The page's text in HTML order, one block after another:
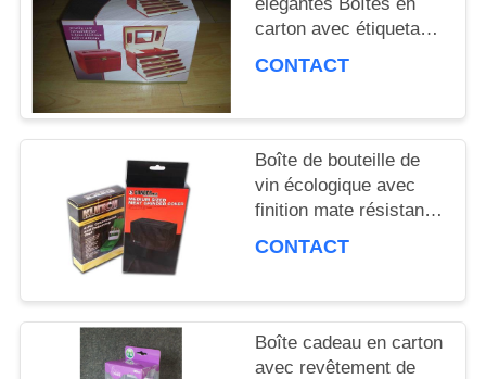
PLAN
SITE
PRIVACY
POLICY
carton avec étiquetage
en or Résistance à la
CONTACT
Boîte de bouteille de
vin écologique avec
finition mate résistante
aux températures
CONTACT
Boîte cadeau en carton
avec revêtement de